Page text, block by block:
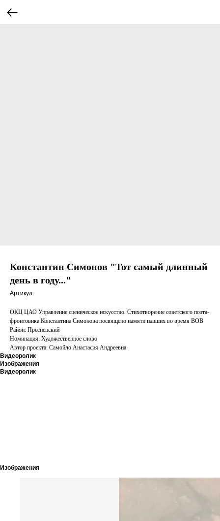
Константин Симонов "Тот самый длинный
день в году..."
Артикул:
ОКЦ ЦАО Управление сценическое искусство. Стихотворение советского поэта-
фронтовика Константина Симонова посвящено памяти павших во время ВОВ
Район: Пресненский
Номинация: Художественное слово
Автор проекта: Самойло Анастасия Андреевна
Видеоролик
Изображения
Видеоролик
Изображения